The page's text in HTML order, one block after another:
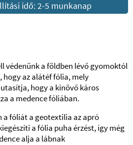
idő: 2-5 munkanap
védenünk a földben lévő gyomoktól
az alátéf fólia, mely
hogy a kinövő káros
a medence fóliában.
a fóliát a geotextilia az apró
a fólia puha érzést, így még
alja a lábnak